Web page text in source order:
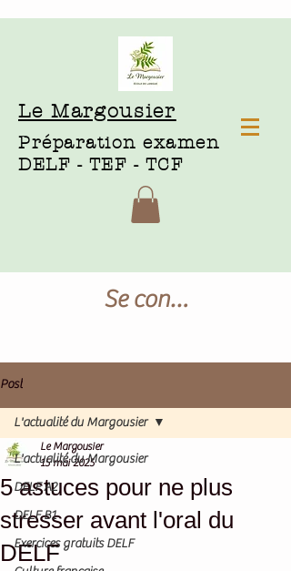
Le Margousier
Préparation examen
DELF - TEF - TCF
Se connecter
Post
L'actualité du Margousier
DELF A2
DELF B1
Exercices gratuits DELF
L'actualité du Margousier
5 astuces pour ne plus
stresser avant l'oral du
DELF
Le Margousier
15 mai 2025